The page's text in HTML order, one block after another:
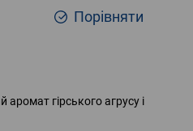
Порівняти
гірського агрусу і